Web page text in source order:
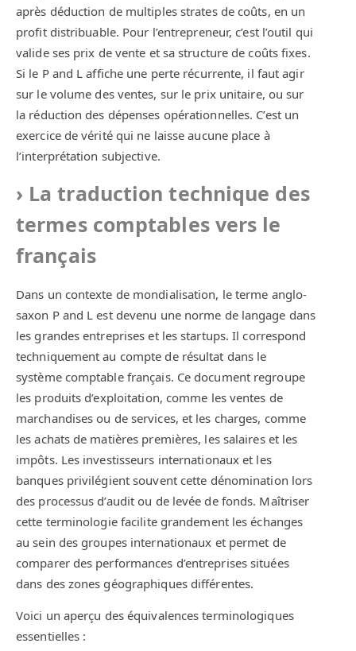
après déduction de multiples strates de coûts, en un
profit distribuable. Pour l’entrepreneur, c’est l’outil qui
valide ses prix de vente et sa structure de coûts fixes.
Si le P and L affiche une perte récurrente, il faut agir
sur le volume des ventes, sur le prix unitaire, ou sur
la réduction des dépenses opérationnelles. C’est un
exercice de vérité qui ne laisse aucune place à
l’interprétation subjective.
La traduction technique des
termes comptables vers le
français
Dans un contexte de mondialisation, le terme anglo-
saxon P and L est devenu une norme de langage dans
les grandes entreprises et les startups. Il correspond
techniquement au compte de résultat dans le
système comptable français. Ce document regroupe
les produits d’exploitation, comme les ventes de
marchandises ou de services, et les charges, comme
les achats de matières premières, les salaires et les
impôts. Les investisseurs internationaux et les
banques privilégient souvent cette dénomination lors
des processus d’audit ou de levée de fonds. Maîtriser
cette terminologie facilite grandement les échanges
au sein des groupes internationaux et permet de
comparer des performances d’entreprises situées
dans des zones géographiques différentes.
Voici un aperçu des équivalences terminologiques
essentielles :